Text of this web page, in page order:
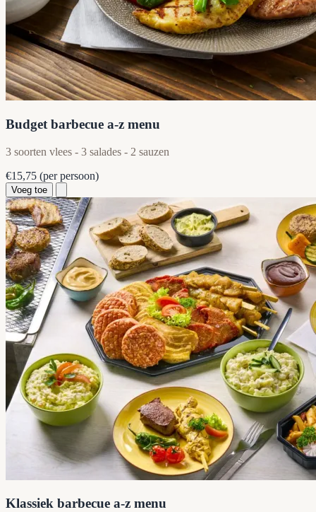
Budget barbecue a-z menu
3 soorten vlees - 3 salades - 2 sauzen
€15,75 (per persoon)
Voeg toe
Klassiek barbecue a-z menu